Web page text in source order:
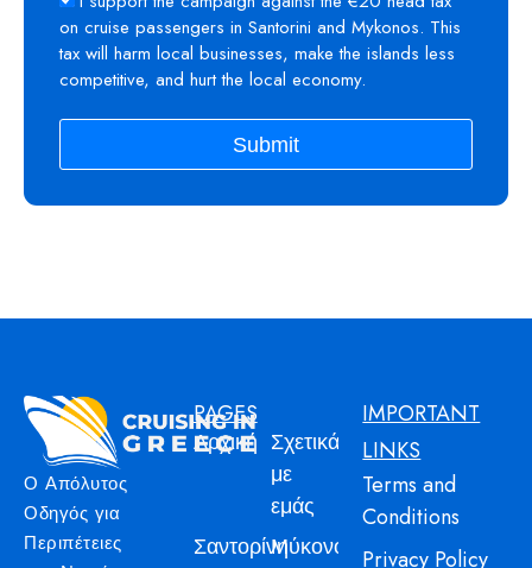
on cruise passengers in Santorini and Mykonos. This
tax will harm local businesses, make the islands less
competitive, and hurt the local economy.
Submit
Ο Απόλυτος
Οδηγός για
Περιπέτειες
PAGES
Αρχική Σχετικά
με
εμάς
ΣαντορίνηΜύκονος
IMPORTANT
LINKS
Terms and
Conditions
Privacy Policy